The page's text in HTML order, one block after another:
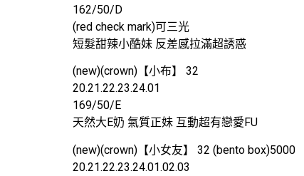
162/50/D
(red check mark)可三光
短髮甜辣小酷妹 反差感拉滿超誘惑
(new)(crown)【小布】 32
20.21.22.23.24.01
169/50/E
天然大E奶 氣質正妹 互動超有戀愛FU
(new)(crown)【小女友】 32 (bento box)5000
20.21.22.23.24.01.02.03